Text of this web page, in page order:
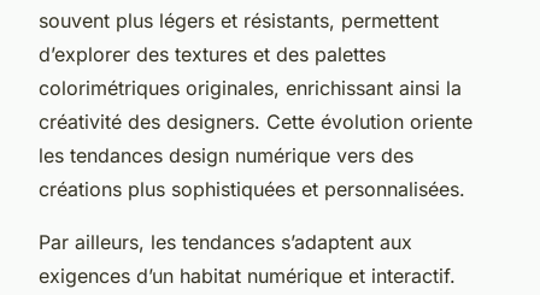
souvent plus légers et résistants, permettent
d’explorer des textures et des palettes
colorimétriques originales, enrichissant ainsi la
créativité des designers. Cette évolution oriente
les tendances design numérique vers des
créations plus sophistiquées et personnalisées.
Par ailleurs, les tendances s’adaptent aux
exigences d’un habitat numérique et interactif.